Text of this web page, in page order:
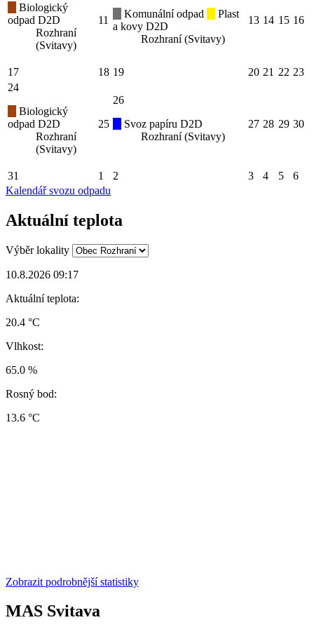
Biologický
odpad D2D
Rozhraní
(Svitavy)
11
Komunální odpad
Plast
a kovy D2D
Rozhraní (Svitavy)
13 14 15 16
17 18 19 20 21 22 23
24
Biologický
odpad D2D
Rozhraní
(Svitavy)
25
26
Svoz papíru D2D
Rozhraní (Svitavy)
27 28 29 30
31 1 2 3 4 5
6
Kalendář svozu odpadu
Aktuální teplota
Výběr lokality
10.8.2026 09:17
Aktuální teplota:
20.4 °C
Vlhkost:
65.0 %
Rosný bod:
13.6 °C
Zobrazit podrobnější statistiky
MAS Svitava